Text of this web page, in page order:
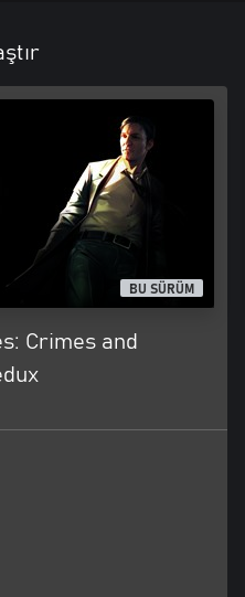
BU SÜRÜM
Crimes and